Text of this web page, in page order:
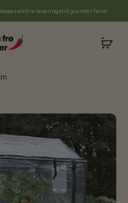
dages ekstra leveringstid grundet ferie.